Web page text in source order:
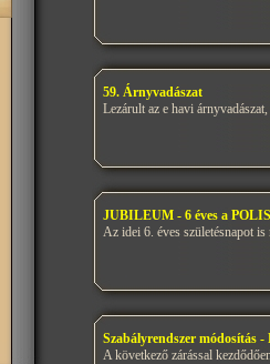
59. Árnyvadászat
Lezárult az e havi
JUBILEUM - 6 éves a
Az idei 6. éves születésnapot
Szabályrendszer módosítás -
A következő zárással